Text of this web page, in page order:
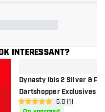
INTERESSANT?
Dynasty Ibis 2 Silver &
Dartshopper Exclusives -
open reviews
5 score sterren5.0 (1)